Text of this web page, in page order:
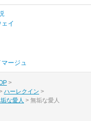
イ
ージュ
ハーレクイン
な愛人 無垢な愛人